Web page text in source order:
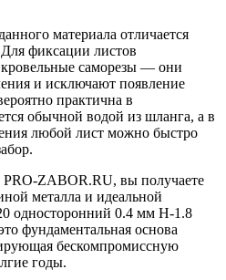
материала отличается
фиксации листов
саморезы — они
и исключают появление
практична в
обычной водой из шланга, а в
любой лист можно быстро
ZABOR.RU, вы получаете
металла и идеальной
односторонний 0.4 мм H-1.8
фундаментальная основа
бескомпромиссную
годы.